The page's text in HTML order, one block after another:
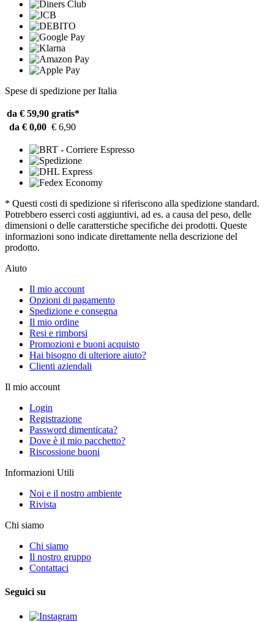
Spese di spedizione per Italia
da € 59,90 gratis*
da € 0,00 € 6,90
* Questi costi di spedizione si riferiscono alla spedizione standard.
Potrebbero esserci costi aggiuntivi, ad es. a causa del peso, delle
dimensioni o delle caratterstiche specifiche dei prodotti. Queste
informazioni sono indicate direttamente nella descrizione del
prodotto.
Aiuto
Il mio account
Opzioni di pagamento
Spedizione e consegna
Il mio ordine
Resi e rimborsi
Promozioni e buoni acquisto
Hai bisogno di ulteriore aiuto?
Clienti aziendali
Il mio account
Login
Registrazione
Password dimenticata?
Dove è il mio pacchetto?
Riscossione buoni
Informazioni Utili
Noi e il nostro ambiente
Rivista
Chi siamo
Chi siamo
Il nostro gruppo
Contattaci
Seguici su